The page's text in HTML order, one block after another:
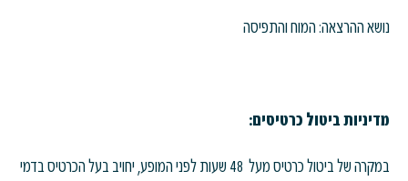
נושא ההרצאה: המוח והתפיסה
מדיניות ביטול כרטיסים:
במקרה של ביטול כרטיס מעל 48 שעות לפני המופע, יחויב בעל הכרטיס בדמי